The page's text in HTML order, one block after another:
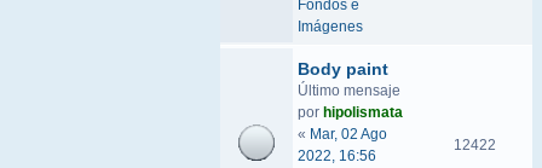
Fondos e
Imágenes
Body paint
Último mensaje
por hipolismata
« Mar, 02 Ago
2022, 16:56
12422